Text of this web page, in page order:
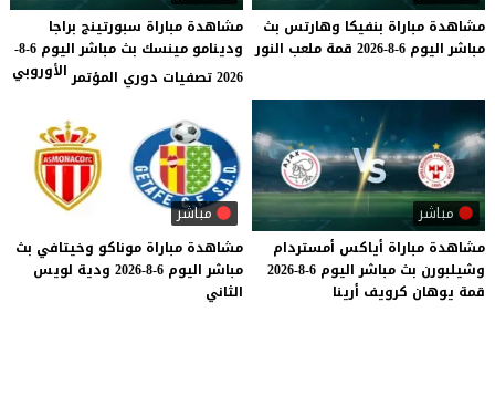
مشاهدة مباراة بنفيكا وهارتس بث
مباشر اليوم 6-8-2026 قمة ملعب النور
مشاهدة مباراة سبورتينج براجا
ودينامو مينسك بث مباشر اليوم 6-8-
2026 تصفيات دوري المؤتمر
الأوروبي
مباشر
مشاهدة مباراة أياكس أمستردام
وشيلبورن بث مباشر اليوم 6-8-2026
قمة يوهان كرويف أرينا
مباشر
مشاهدة مباراة موناكو وخيتافي بث
مباشر اليوم 6-8-2026 ودية لويس
الثاني